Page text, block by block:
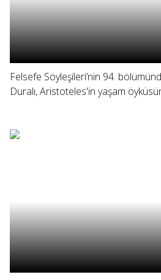
Felsefe Söyleşileri’nin 94.
Duralı, Aristoteles'in yaşam